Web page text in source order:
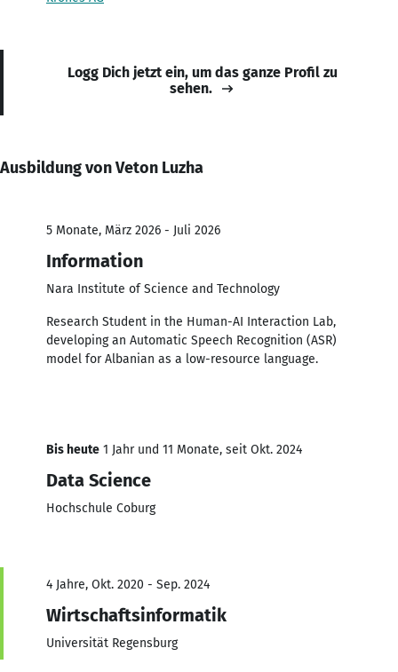
Logg Dich jetzt ein, um das ganze Profil zu
sehen.
Ausbildung von Veton Luzha
5 Monate, März 2026 - Juli 2026
Information
Nara Institute of Science and Technology
Research Student in the Human-AI Interaction Lab,
developing an Automatic Speech Recognition (ASR)
model for Albanian as a low-resource language.
Bis heute 1 Jahr und 11 Monate, seit Okt. 2024
Data Science
Hochschule Coburg
4 Jahre, Okt. 2020 - Sep. 2024
Wirtschaftsinformatik
Universität Regensburg